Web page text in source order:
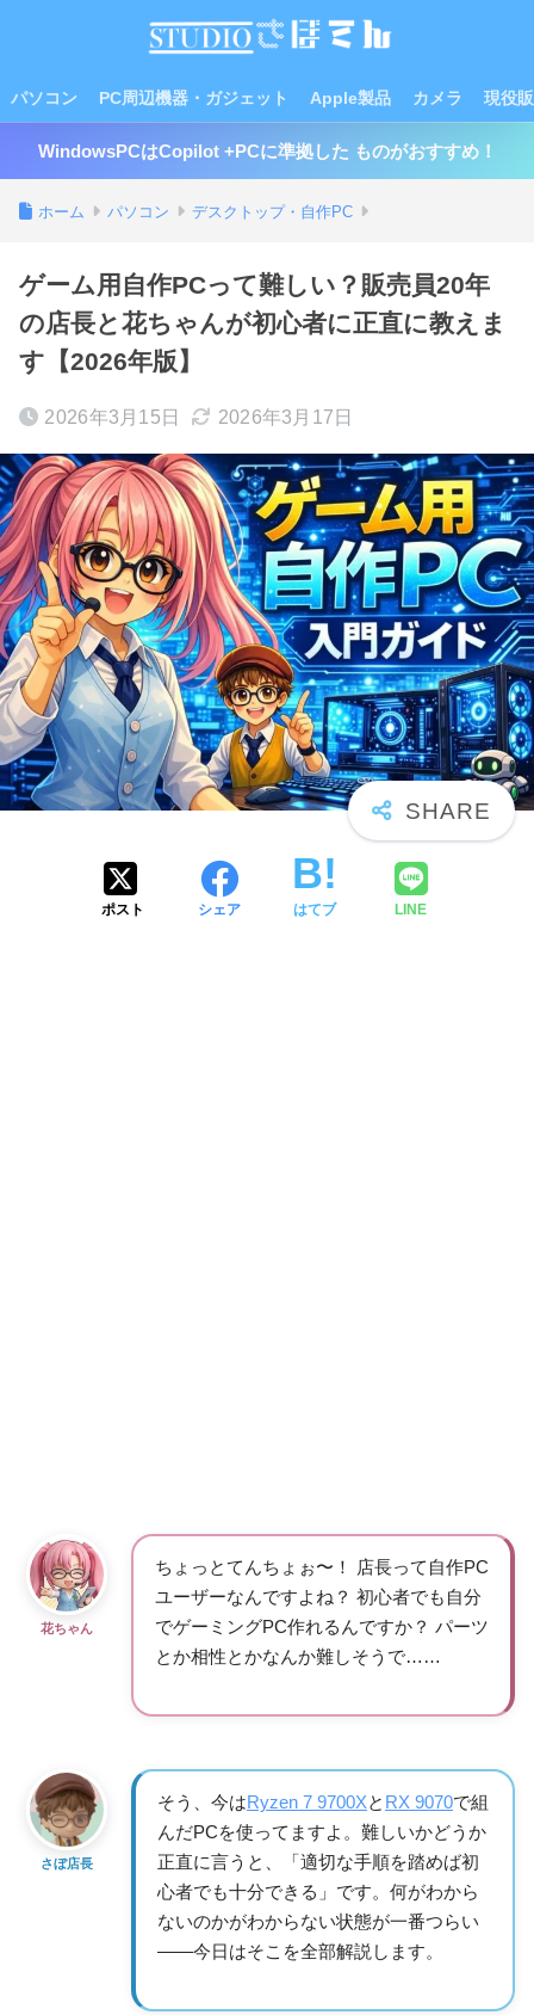
パソコン PC周辺機器・ガジェット Apple製品 カメラ 現役
WindowsPCはCopilot +PCに準拠した ものがおすすめ！
ホーム パソコン デスクトップ・自作PC
ゲーム用自作PCって難しい？販売員20年
の店長と花ちゃんが初心者に正直に教えま
す【2026年版】
2026年3月15日 2026年3月17日
ポスト シェア はてブ LINE
花ちゃん
ちょっとてんちょぉ〜！ 店長って自作PC
ユーザーなんですよね？ 初心者でも自分
でゲーミングPC作れるんですか？ パーツ
とか相性とかなんか難しそうで……
さぼ店長
そう、今はRyzen 7 9700Xと RX 9070で組
んだPCを使ってますよ。難しいかどうか
正直に言うと、「適切な手順を踏めば初
心者でも十分できる」です。何がわから
ないのかがわからない状態が一番つらい
——今日はそこを全部解説します。